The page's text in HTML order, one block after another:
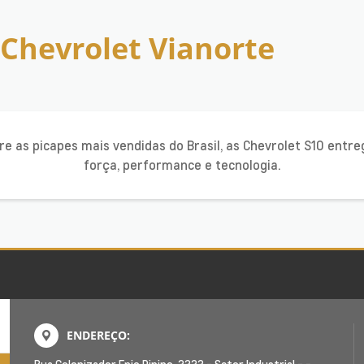
Chevrolet Vianorte
as picapes mais vendidas do Brasil, as Chevrolet S10
força, performance e tecnologia.
ENDEREÇO: